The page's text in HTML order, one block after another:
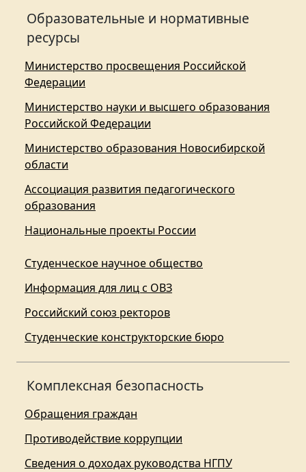
Образовательные и нормативные
ресурсы
Министерство просвещения Российской
Федерации
Министерство науки и высшего образования
Российской Федерации
Министерство образования Новосибирской
области
Ассоциация развития педагогического
образования
Национальные проекты России
Студенческое научное общество
Информация для лиц с ОВЗ
Российский союз ректоров
Студенческие конструкторские бюро
Комплексная безопасность
Обращения граждан
Противодействие коррупции
Сведения о доходах руководства НГПУ